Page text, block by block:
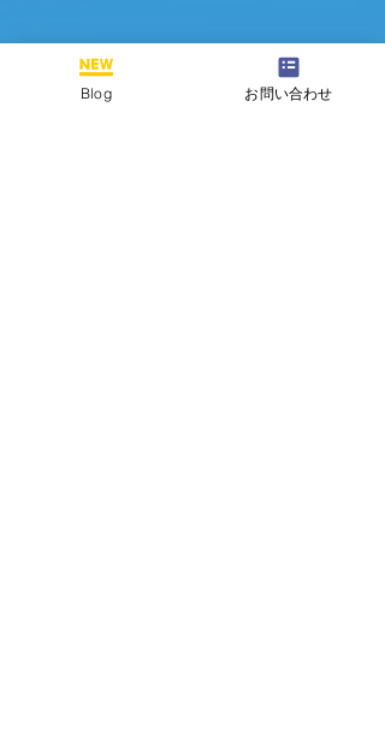
Blog お問い合わせ